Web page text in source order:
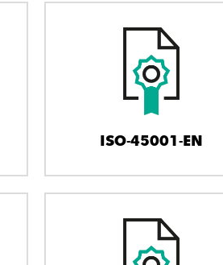
ISO-45001-EN